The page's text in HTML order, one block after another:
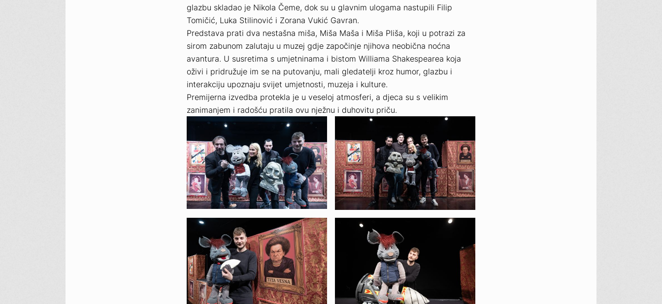
glazbu skladao je Nikola Čeme, dok su u glavnim ulogama nastupili Filip
Tomičić, Luka Stilinović i Zorana Vukić Gavran.
Predstava prati dva nestašna miša, Miša Maša i Miša Pliša, koji u potrazi za
sirom zabunom zalutaju u muzej gdje započinje njihova neobična noćna
avantura. U susretima s umjetninama i bistom Williama Shakespearea koja
oživi i pridružuje im se na putovanju, mali gledatelji kroz humor, glazbu i
interakciju upoznaju svijet umjetnosti, muzeja i kulture.
Premijerna izvedba protekla je u veseloj atmosferi, a djeca su s velikim
zanimanjem i radošću pratila ovu nježnu i duhovitu priču.